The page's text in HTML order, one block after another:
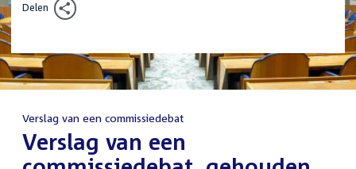
Delen
Verslag van een commissiedebat
:Verslag van een